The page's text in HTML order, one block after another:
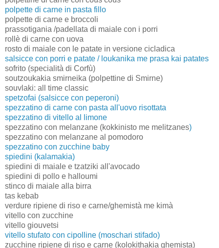
polpette di carne in pasta fillo
polpette di carne e broccoli
prassotigania /padellata di maiale con i porri
rollè di carne con uova
rosto di maiale con le patate in versione cicladica
salsicce con porri e patate / loukanika me prasa kai patates
sofrito (specialità di Corfù)
soutzoukakia smirneika (polpettine di Smirne)
souvlaki: all time classic
spetzofai (salsicce con peperoni)
spezzatino di carne con pasta all'uovo risottata
spezzatino di vitello al limone
spezzatino con melanzane (kokkinisto me melitzanes)
spezzatino con melanzane al pomodoro
spezzatino con zucchine baby
spiedini (kalamakia)
spiedini di maiale e tzatziki all'avocado
spiedini di pollo e halloumi
stinco di maiale alla birra
tas kebab
verdure ripiene di riso e carne/ghemistà me kimà
vitello con zucchine
vitello giouvetsi
vitello stufato con cipolline (moschari stifado)
zucchine ripiene di riso e carne (kolokithakia ghemista)